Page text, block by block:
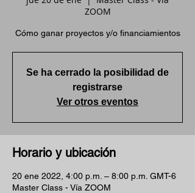
ZOOM
Cómo ganar proyectos y/o financiamientos
Se ha cerrado la posibilidad de
registrarse
Ver otros eventos
Horario y ubicación
20 ene 2022, 4:00 p.m. – 8:00 p.m. GMT-6
Master Class - Vía ZOOM